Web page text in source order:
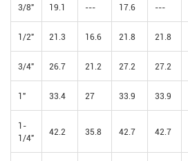
3/8" 19.1 --- 17.6 ---
1/2" 21.3 16.6 21.8 21.8
3/4" 26.7 21.2 27.2 27.2
1" 33.4 27 33.9 33.9
1-
1/4"
42.2 35.8 42.7 42.7